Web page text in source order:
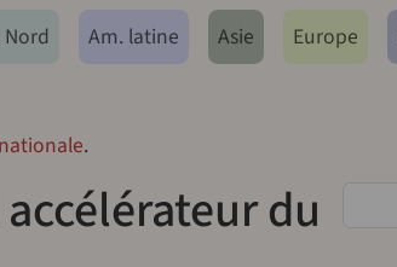
Am. latine Asie Europe
.
du